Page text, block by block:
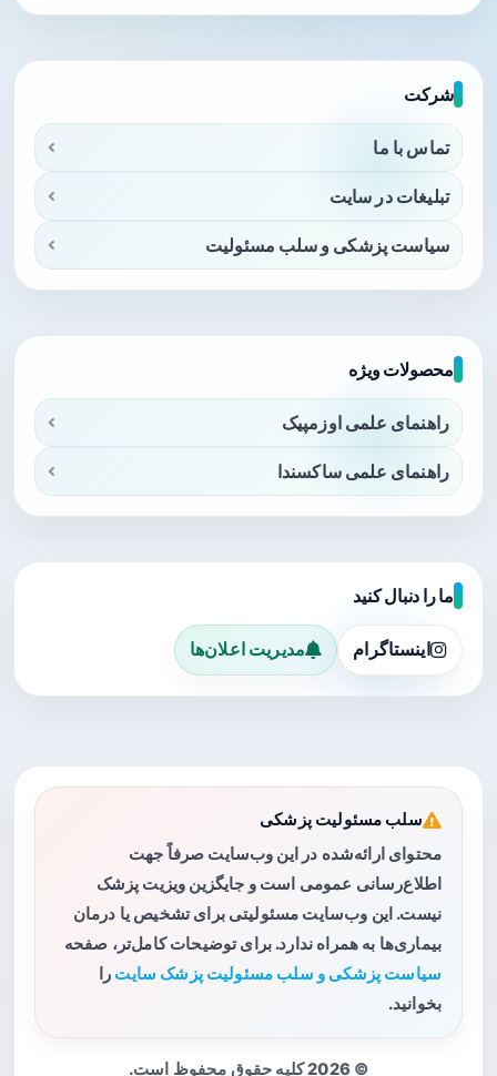
شرکت
تماس با ما
تبلیغات در سایت
سیاست پزشکی و سلب مسئولیت
محصولات ویژه
راهنمای علمی اوزمپیک
راهنمای علمی ساکسندا
ما را دنبال کنید
اینستاگرام مدیریت اعلان‌ها
سلب مسئولیت پزشکی
محتوای ارائه‌شده در این وب‌سایت صرفاً جهت
اطلاع‌رسانی عمومی است و جایگزین ویزیت پزشک
نیست. این وب‌سایت مسئولیتی برای تشخیص یا درمان
بیماری‌ها به همراه ندارد. برای توضیحات کامل‌تر، صفحه
سیاست پزشکی و سلب مسئولیت پزشک سایت را
بخوانید.
© 2026 کلیه حقوق محفوظ است.